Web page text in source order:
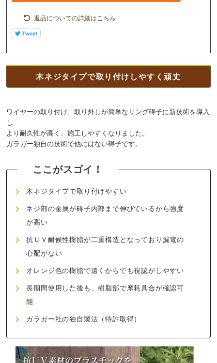
返品についての詳細はこちら
木ネジタイプで取り付けしやすく頑丈
ワイヤーの取り付け、取り外しが簡単なリング碍子に新技術を導入
し
より耐久性が高く、施工しやすくなりました。
ガラガー独自の技術で他にはない碍子です。
木ネジタイプで取り付けやすい
ネジ部の金属が碍子内部まで伸びているから強度
が高い
抗ＵＶ耐候性樹脂が二重構造となっており漏電の
心配がない
オレンジ色の樹脂で遠くからでも視認がしやすい
長期間使用した後も、樹脂部で摩耗具合が確認可
能
ガラガー社の独自製法（特許取得）